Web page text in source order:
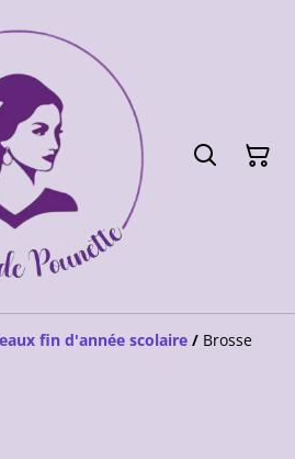
fin d'année scolaire / Brosse